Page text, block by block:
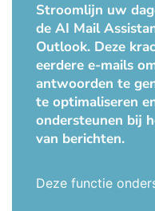
Stroomlijn uw
de AI Mail
Outlook. Deze
eerdere e-mails
antwoorden te
te optimaliseren
ondersteunen bij
van berichten.
Deze functie